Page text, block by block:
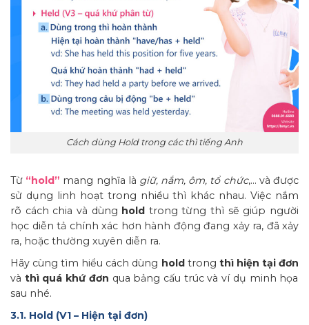
Cách dùng Hold trong các thì tiếng Anh
Từ “hold” mang nghĩa là giữ, nắm, ôm, tổ chức,… và được
sử dụng linh hoạt trong nhiều thì khác nhau. Việc nắm
rõ cách chia và dùng hold trong từng thì sẽ giúp người
học diễn tả chính xác hơn hành động đang xảy ra, đã xảy
ra, hoặc thường xuyên diễn ra.
Hãy cùng tìm hiểu cách dùng holdtrong thì hiện tại đơn
và thì quá khứ đơn qua bảng cấu trúc và ví dụ minh họa
sau nhé.
3.1. Hold (V1 – Hiện tại đơn)